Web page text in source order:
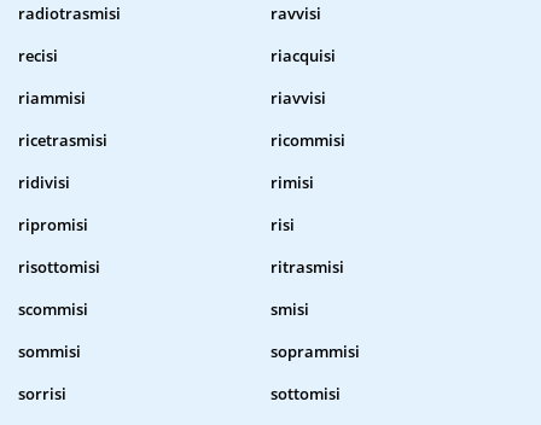
radiotrasmisi
ravvisi
recisi
riacquisi
riammisi
riavvisi
ricetrasmisi
ricommisi
ridivisi
rimisi
ripromisi
risi
risottomisi
ritrasmisi
scommisi
smisi
sommisi
soprammisi
sorrisi
sottomisi